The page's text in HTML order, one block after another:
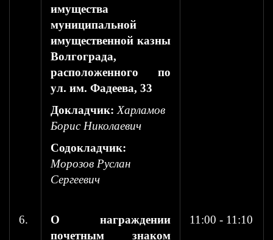
имущества
муниципальной
имущественной казны
Волгограда,
расположенного по
ул. им. Фадеева, 33
Докладчик: Харламов
Борис Николаевич
Содокладчик:
Морозов Руслан
Сергеевич
6.
О награждении
почетным знаком
11:00 - 11:10